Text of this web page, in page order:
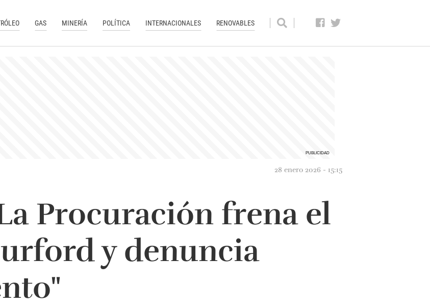
GAS MINERÍA POLÍTICA INTERNACIONALES RENOVABLES
28 enero 2026 - 15:15
Procuración frena el
y denuncia